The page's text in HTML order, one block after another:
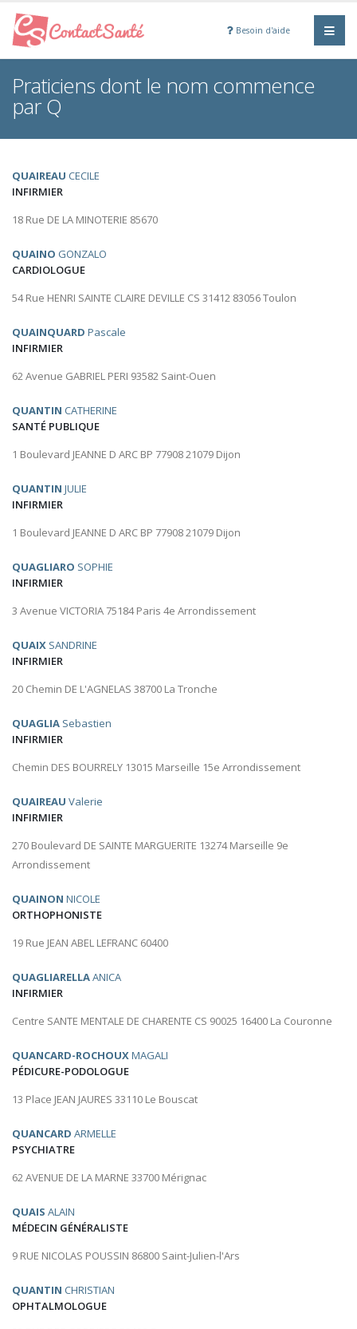
Besoin d'aide
Praticiens dont le nom commence
par Q
QUAIREAU CECILE
INFIRMIER
18 Rue DE LA MINOTERIE 85670
QUAINO GONZALO
CARDIOLOGUE
54 Rue HENRI SAINTE CLAIRE DEVILLE CS 31412 83056 Toulon
QUAINQUARD Pascale
INFIRMIER
62 Avenue GABRIEL PERI 93582 Saint-Ouen
QUANTIN CATHERINE
SANTÉ PUBLIQUE
1 Boulevard JEANNE D ARC BP 77908 21079 Dijon
QUANTIN JULIE
INFIRMIER
1 Boulevard JEANNE D ARC BP 77908 21079 Dijon
QUAGLIARO SOPHIE
INFIRMIER
3 Avenue VICTORIA 75184 Paris 4e Arrondissement
QUAIX SANDRINE
INFIRMIER
20 Chemin DE L'AGNELAS 38700 La Tronche
QUAGLIA Sebastien
INFIRMIER
Chemin DES BOURRELY 13015 Marseille 15e Arrondissement
QUAIREAU Valerie
INFIRMIER
270 Boulevard DE SAINTE MARGUERITE 13274 Marseille 9e
Arrondissement
QUAINON NICOLE
ORTHOPHONISTE
19 Rue JEAN ABEL LEFRANC 60400
QUAGLIARELLAANICA
INFIRMIER
Centre SANTE MENTALE DE CHARENTE CS 90025 16400 La Couronne
QUANCARD-ROCHOUXMAGALI
PÉDICURE-PODOLOGUE
13 Place JEAN JAURES 33110 Le Bouscat
QUANCARD ARMELLE
PSYCHIATRE
62 AVENUE DE LA MARNE 33700 Mérignac
QUAIS ALAIN
MÉDECIN GÉNÉRALISTE
9 RUE NICOLAS POUSSIN 86800 Saint-Julien-l'Ars
QUANTIN CHRISTIAN
OPHTALMOLOGUE